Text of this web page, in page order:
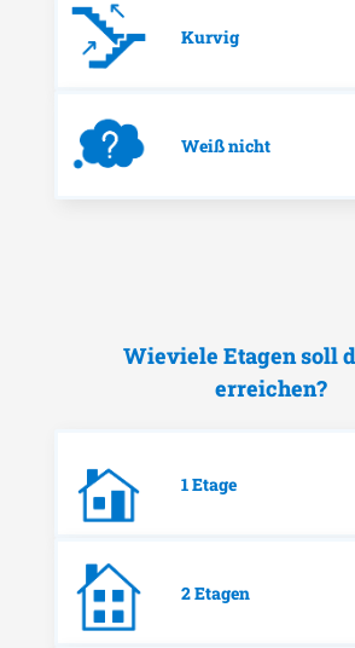
Kurvig
Weiß nicht
Wieviele Etagen soll
erreichen?
1 Etage
2 Etagen